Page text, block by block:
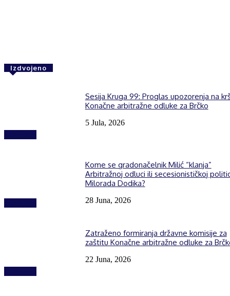
Izdvojeno
Sesija Kruga 99: Proglas upozorenja na
Konačne arbitražne odluke za Brčko
5 Jula, 2026
Kome se gradonačelnik Milić “klanja”
Arbitražnoj odluci ili secesionističkoj
Milorada Dodika?
28 Juna, 2026
Zatraženo formiranja državne komisije za
zaštitu Konačne arbitražne odluke za
22 Juna, 2026